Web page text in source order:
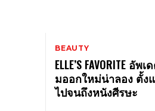
BEAUTY
ELLE’S FAVORITE อัพ
มออกใหม่น่าลอง ตั้ง
ไปจนถึงหนังศีรษะ